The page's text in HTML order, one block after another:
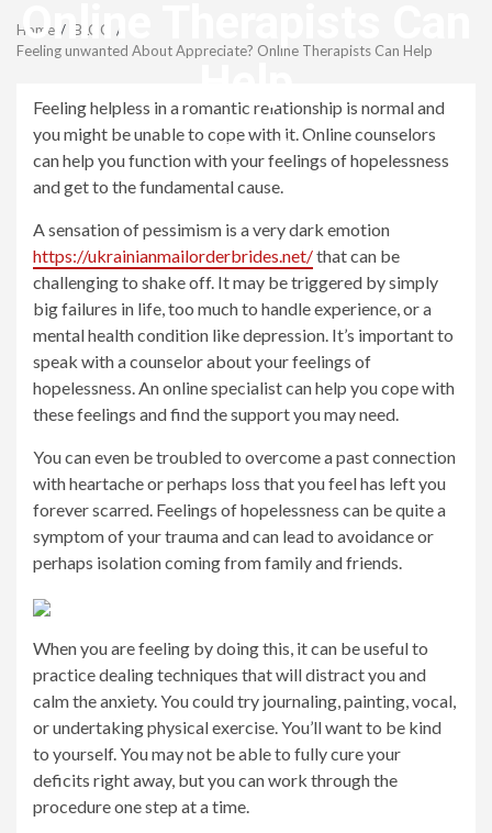
Online Therapists Can
revistagenteemevidencia
Home
BLOG
Feeling unwanted About Appreciate? Online Therapists Can Help
Feeling helpless in a romantic relationship is normal and
you might be unable to cope with it. Online counselors
can help you function with your feelings of hopelessness
and get to the fundamental cause.
A sensation of pessimism is a very dark emotion
https://ukrainianmailorderbrides.net/that can be
challenging to shake off. It may be triggered by simply
big failures in life, too much to handle experience, or a
mental health condition like depression. It’s important to
speak with a counselor about your feelings of
hopelessness. An online specialist can help you cope with
these feelings and find the support you may need.
You can even be troubled to overcome a past connection
with heartache or perhaps loss that you feel has left you
forever scarred. Feelings of hopelessness can be quite a
symptom of your trauma and can lead to avoidance or
perhaps isolation coming from family and friends.
When you are feeling by doing this, it can be useful to
practice dealing techniques that will distract you and
calm the anxiety. You could try journaling, painting, vocal,
or undertaking physical exercise. You’ll want to be kind
to yourself. You may not be able to fully cure your
deficits right away, but you can work through the
procedure one step at a time.